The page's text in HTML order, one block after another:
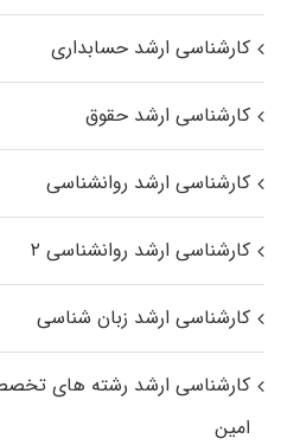
کارشناسی ارشد حسابداری
کارشناسی ارشد حقوق
کارشناسی ارشد روانشناسی
کارشناسی ارشد روانشناسی ۲
کارشناسی ارشد زبان شناسی
کارشناسی ارشد رﺷﺘﻪ ﻫﺎی
اﻣﻴﻦ